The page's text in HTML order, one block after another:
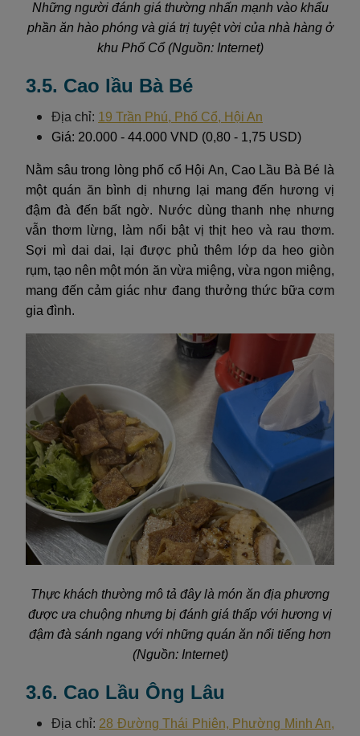
Những người đánh giá thường nhấn mạnh vào khẩu
phần ăn hào phóng và giá trị tuyệt vời của nhà hàng ở
khu Phố Cổ (Nguồn: Internet)
3.5. Cao lầu Bà Bé
Địa chỉ: 19 Trần Phú, Phố Cổ, Hội An
Giá: 20.000 - 44.000 VND (0,80 - 1,75 USD)
Nằm sâu trong lòng phố cổ Hội An, Cao Lầu Bà Bé là
một quán ăn bình dị nhưng lại mang đến hương vị
đậm đà đến bất ngờ. Nước dùng thanh nhẹ nhưng
vẫn thơm lừng, làm nổi bật vị thịt heo và rau thơm.
Sợi mì dai dai, lại được phủ thêm lớp da heo giòn
rụm, tạo nên một món ăn vừa miệng, vừa ngon miệng,
mang đến cảm giác như đang thưởng thức bữa cơm
gia đình.
Thực khách thường mô tả đây là món ăn địa phương
được ưa chuộng nhưng bị đánh giá thấp với hương vị
đậm đà sánh ngang với những quán ăn nổi tiếng hơn
(Nguồn: Internet)
3.6. Cao Lầu Ông Lâu
Địa chỉ: 28 Đường Thái Phiên, Phường Minh An,